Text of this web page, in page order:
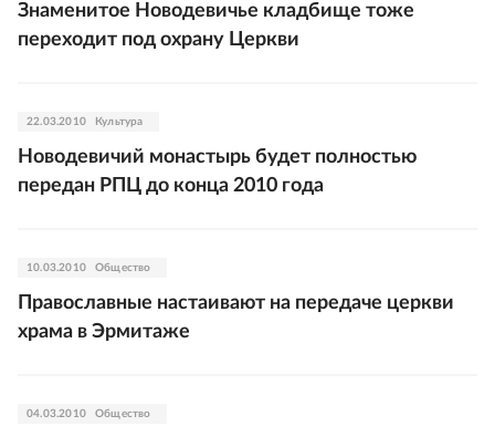
Знаменитое Новодевичье кладбище тоже
переходит под охрану Церкви
22.03.2010 Культура
Новодевичий монастырь будет полностью
передан РПЦ до конца 2010 года
10.03.2010 Общество
Православные настаивают на передаче церкви
храма в Эрмитаже
04.03.2010 Общество